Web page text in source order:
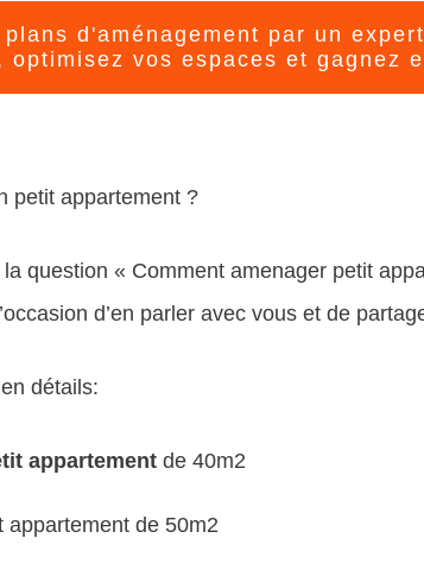
d'aménagement par un
optimisez vos espaces et gagnez
petit appartement ?
la question « Comment amenager petit
d’en parler avec vous et de
détails:
appartement de 40m2
appartement de 50m2